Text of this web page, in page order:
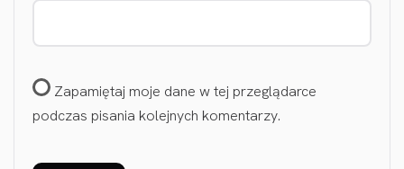
Zapamiętaj moje dane w tej przeglądarce
podczas pisania kolejnych komentarzy.